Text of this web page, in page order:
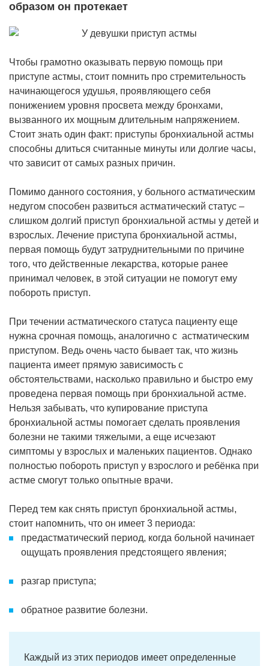
образом он протекает
Чтобы грамотно оказывать первую помощь при
приступе астмы, стоит помнить про стремительность
начинающегося удушья, проявляющего себя
понижением уровня просвета между бронхами,
вызванного их мощным длительным напряжением.
Стоит знать один факт: приступы бронхиальной астмы
способны длиться считанные минуты или долгие часы,
что зависит от самых разных причин.
Помимо данного состояния, у больного астматическим
недугом способен развиться астматический статус –
слишком долгий приступ бронхиальной астмы у детей и
взрослых. Лечение приступа бронхиальной астмы,
первая помощь будут затруднительными по причине
того, что действенные лекарства, которые ранее
принимал человек, в этой ситуации не помогут ему
побороть приступ.
При течении астматического статуса пациенту еще
нужна срочная помощь, аналогично с астматическим
приступом. Ведь очень часто бывает так, что жизнь
пациента имеет прямую зависимость с
обстоятельствами, насколько правильно и быстро ему
проведена первая помощь при бронхиальной астме.
Нельзя забывать, что купирование приступа
бронхиальной астмы помогает сделать проявления
болезни не такими тяжелыми, а еще исчезают
симптомы у взрослых и маленьких пациентов. Однако
полностью побороть приступ у взрослого и ребёнка при
астме смогут только опытные врачи.
Перед тем как снять приступ бронхиальной астмы,
стоит напомнить, что он имеет 3 периода:
предастматический период, когда больной начинает
ощущать проявления предстоящего явления;
разгар приступа;
обратное развитие болезни.
Каждый из этих периодов имеет определенные